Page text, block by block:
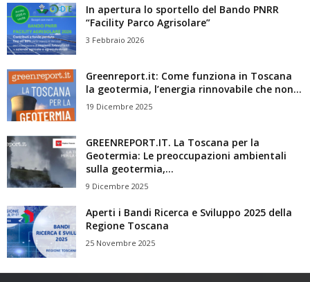
In apertura lo sportello del Bando PNRR
“Facility Parco Agrisolare”
3 Febbraio 2026
Greenreport.it: Come funziona in Toscana
la geotermia, l’energia rinnovabile che non...
19 Dicembre 2025
GREENREPORT.IT. La Toscana per la
Geotermia: Le preoccupazioni ambientali
sulla geotermia,...
9 Dicembre 2025
Aperti i Bandi Ricerca e Sviluppo 2025 della
Regione Toscana
25 Novembre 2025